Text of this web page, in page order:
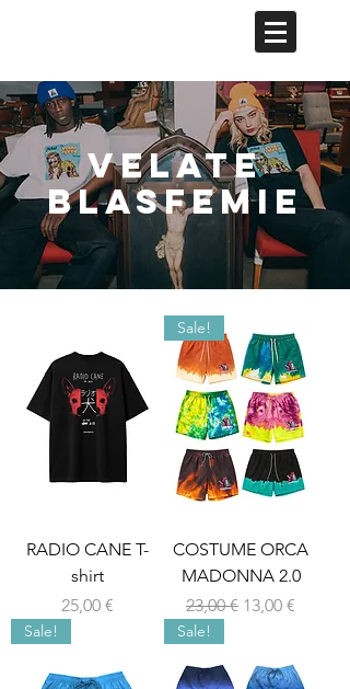
VELATE
BLASFEMIE
RADIO CANE T-
shirt
Prezzo
25,00 €
Sale!
COSTUME ORCA
MADONNA 2.0
Prezzo regolare
23,00 € Prezzo
13,00 €
Sale! Sale!